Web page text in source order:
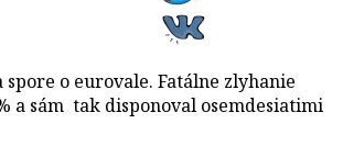
o eurovale. Fatálne zlyhanie
a sám tak disponoval osemdesiatimi